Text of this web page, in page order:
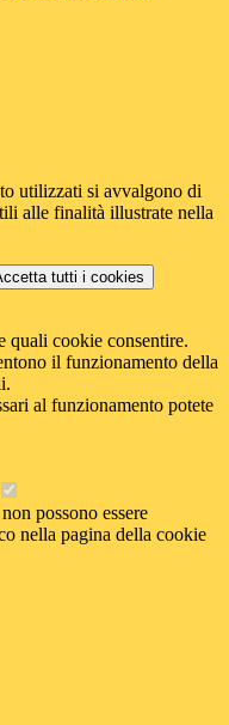
utilizzati si avvalgono di
alle finalità illustrate nella
tutti i cookies
quali cookie consentire.
il funzionamento della
al funzionamento potete
possono essere
nella pagina della cookie